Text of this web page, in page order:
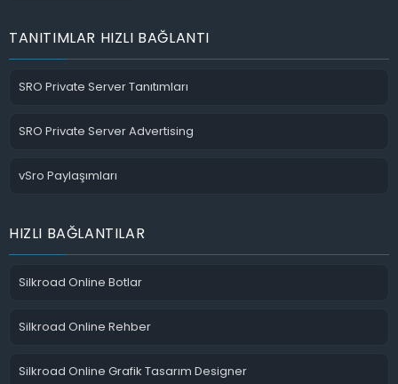
TANITIMLAR HIZLI BAĞLANTI
SRO Private Server Tanıtımları
SRO Private Server Advertising
vSro Paylaşımları
HIZLI BAĞLANTILAR
Silkroad Online Botlar
Silkroad Online Rehber
Silkroad Online Grafik Tasarım Designer